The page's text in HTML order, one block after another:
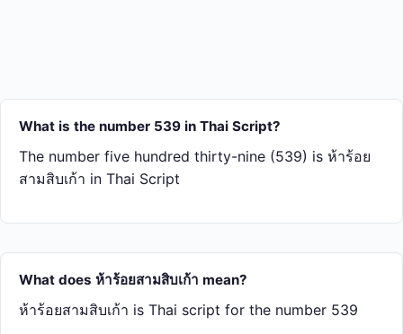
What is the number 539 in Thai Script?
The number five hundred thirty-nine (539) is ห้า​ร้อย​
สาม​สิบ​เก้า in Thai Script
What does ห้า​ร้อย​สาม​สิบ​เก้า mean?
ห้า​ร้อย​สาม​สิบ​เก้า is Thai script for the number 539